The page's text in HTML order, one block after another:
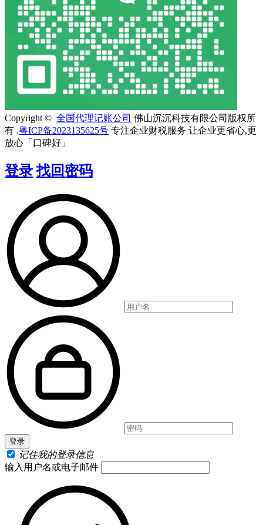
Copyright © 全国代理记账公司 佛山沉沉科技有限公司版权所
有 .粤ICP备2023135625号 专注企业财税服务 让企业更省心,更
放心「口碑好」
登录 找回密码
记住我的登录信息
输入用户名或电子邮件